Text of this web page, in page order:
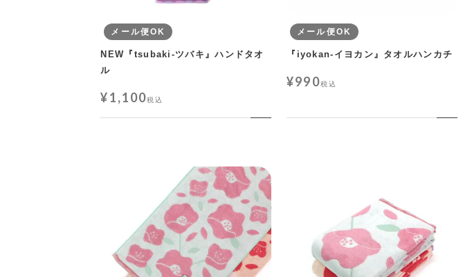
メール便OK
NEW『tsubaki-ツバキ』ハンドタオ
ル
¥1,100税込
メール便OK
『iyokan-イヨカン』タオルハンカチ
¥990税込